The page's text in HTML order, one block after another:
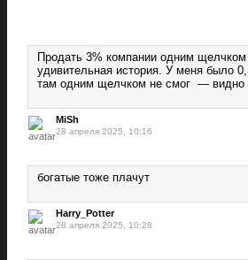
Продать 3% компании одним щелчком
удивительная история. У меня было
там одним щелчком не смог — видно
MiSh
28 апреля 2025, 10:16
богатые тоже плачут
Harry_Potter
28 апреля 2025, 10:28